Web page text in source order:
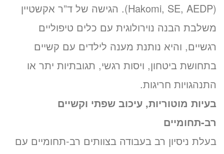
(Hakomi, SE, AEDP). הגישה של ד”ר אקשטיין
משלבת הבנה נוירולוגית עם כלים טיפוליים
רגשיים, והיא נותנת מענה לילדים עם קשיים
בתחושת ביטחון, ויסות רגשי, תגובתיות יתר או
התנהגויות חריגות.
בעיות מוטוריות, עיכוב שפתי וקשיים
רב-תחומיים
בעלת ניסיון רב בעבודה בצוותים רב-תחומיים עם